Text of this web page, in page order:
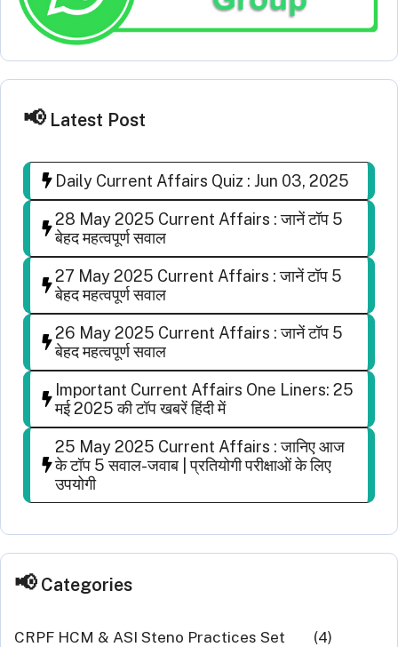
Latest Post
Daily Current Affairs Quiz : Jun 03, 2025
28 May 2025 Current Affairs : जानें टॉप 5
बेहद महत्वपूर्ण सवाल
27 May 2025 Current Affairs : जानें टॉप 5
बेहद महत्वपूर्ण सवाल
26 May 2025 Current Affairs : जानें टॉप 5
बेहद महत्वपूर्ण सवाल
Important Current Affairs One Liners: 25
मई 2025 की टॉप खबरें हिंदी में
25 May 2025 Current Affairs : जानिए आज
के टॉप 5 सवाल-जवाब | प्रतियोगी परीक्षाओं के लिए
उपयोगी
Categories
CRPF HCM & ASI Steno Practices Set (4)